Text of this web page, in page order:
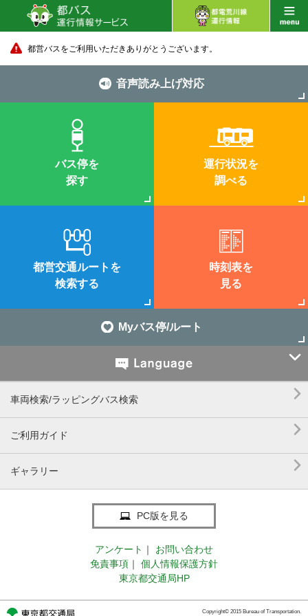
都営バスをご利用いただきありがとうございます。
音声読み上げ対応
バス停を
探す
運行状況を
調べる
都営交通ルートを
検索する
時刻表を
見る
Myバス停/ルート

車両検索/ラッピングバス検索 
ご利用ガイド 
ギャラリー 
PC版を見る
アンケート ｜
お問い合わせ
免責事項 ｜
個人情報保護方針
東京都交通局HP
Copyright© 2015 Bureau of Transportation.